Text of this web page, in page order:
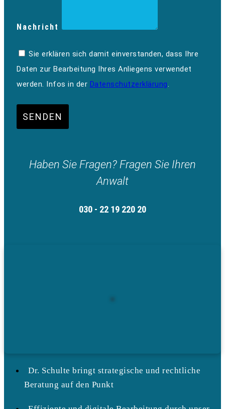
Nachricht
Sie erklären sich damit einverstanden, dass Ihre
Daten zur Bearbeitung Ihres Anliegens verwendet
werden. Infos in der Datenschutzerklärung.
SENDEN
Haben Sie Fragen? Fragen Sie Ihren
Anwalt
030 - 22 19 220 20
Dr. Schulte bringt strategische und rechtliche
Beratung auf den Punkt